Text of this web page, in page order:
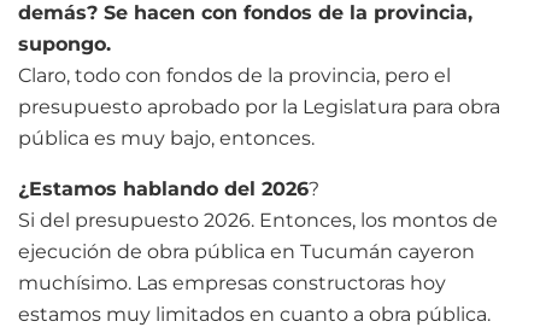
demás? Se hacen con fondos de la provincia,
supongo.
Claro, todo con fondos de la provincia, pero el
presupuesto aprobado por la Legislatura para obra
pública es muy bajo, entonces.
¿Estamos hablando del 2026?
Si del presupuesto 2026. Entonces, los montos de
ejecución de obra pública en Tucumán cayeron
muchísimo. Las empresas constructoras hoy
estamos muy limitados en cuanto a obra pública.